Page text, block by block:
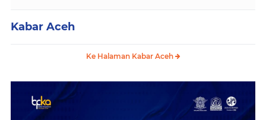
Kabar Aceh
Ke Halaman Kabar Aceh